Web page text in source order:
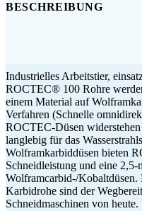
BESCHREIBUNG
Industrielles Arbeitstier,
ROCTEC® 100 Rohre
einem Material auf
Verfahren (Schnelle
ROCTEC-Düsen
langlebig für das
Wolframkarbiddüsen bieten
Schneidleistung und eine
Wolframcarbid-/
Karbidrohe sind der
Schneidmaschinen von heute.